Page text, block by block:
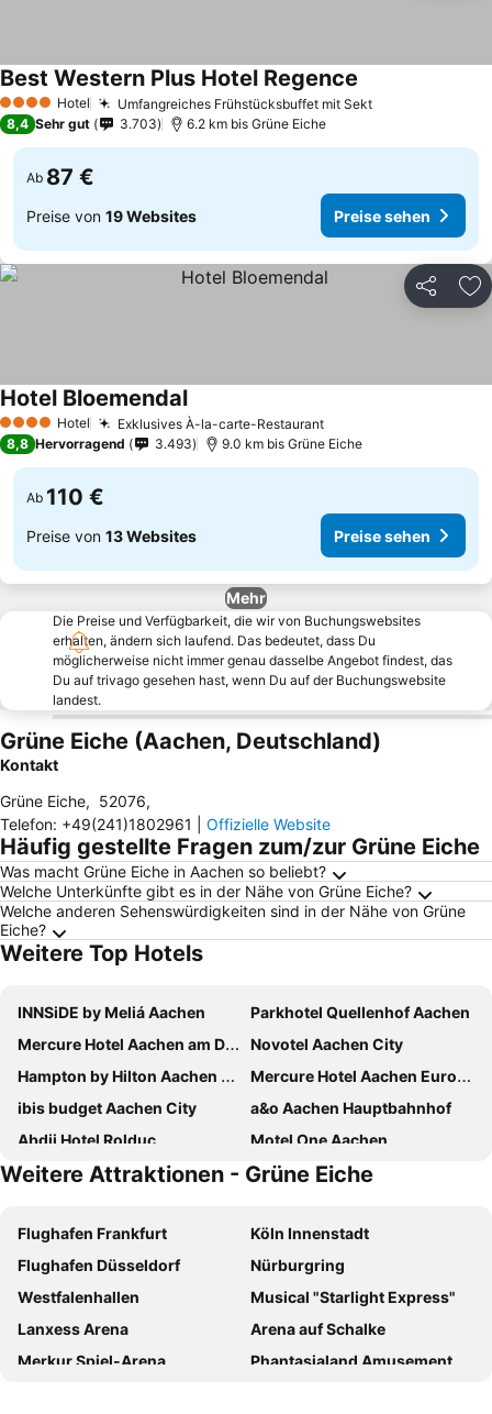
4 Sterne Hotel Umfangreiches Frühstücksbuffet mit Sekt
Best Western Plus Hotel Regence
8,4 Sehr gut 3.703 6.2 km bis Grüne Eiche
Ab 87 €
Preise von 19 Websites Preise sehen
Teilen
4 Sterne Hotel Exklusives À-la-carte-Restaurant
Hotel Bloemendal
8,8 Hervorragend 3.493 9.0 km bis Grüne Eiche
Ab 110 €
Preise von 13 Websites Preise sehen
Mehr
Die Preise und Verfügbarkeit, die wir von Buchungswebsites
erhalten, ändern sich laufend. Das bedeutet, dass Du
möglicherweise nicht immer genau dasselbe Angebot findest, das
Du auf trivago gesehen hast, wenn Du auf der Buchungswebsite
landest.
Grüne Eiche (Aachen, Deutschland)
Kontakt
Grüne Eiche, 52076,
Telefon: +49(241)1802961 Offizielle Website
Häufig gestellte Fragen zum/zur Grüne Eiche
Was macht Grüne Eiche in Aachen so beliebt?
Welche Unterkünfte gibt es in der Nähe von Grüne Eiche?
Welche anderen Sehenswürdigkeiten sind in der Nähe von Grüne
Eiche?
Weitere Top Hotels
INNSiDE by Meliá Aachen
Parkhotel Quellenhof Aachen
Mercure Hotel Aachen am Dom
Novotel Aachen City
Hampton by Hilton Aachen Tivoli
Mercure Hotel Aachen Europaplatz
ibis budget Aachen City
a&o Aachen Hauptbahnhof
Abdij Hotel Rolduc
Motel One Aachen
B&B Hotel Aachen-Hbf
B&B HOTEL Aachen City-Ost
B&B Hotel Aachen-City
Leonardo Hotel Aachen
Aquis Grana City Hotel
ibis budget Aachen Raeren Grenze
ibis Aachen Marschiertor - Aix-la-Chapelle
Art Hotel Aachen
bestprice Hotel Aachen Hauptbahnhof
Hotel am Marschiertor
Bilderberg Kasteel Vaalsbroek
Hotel Buschhausen
Weitere Attraktionen - Grüne Eiche
Flughafen Frankfurt
Köln Innenstadt
Flughafen Düsseldorf
Nürburgring
Westfalenhallen
Musical "Starlight Express"
Lanxess Arena
Arena auf Schalke
Merkur Spiel-Arena
Phantasialand Amusement Park